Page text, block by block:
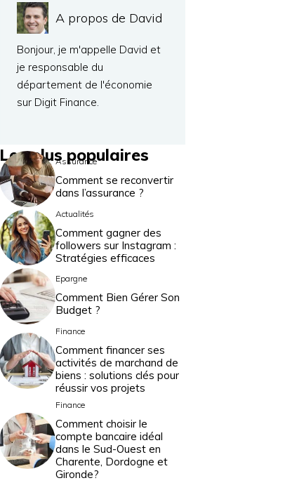
A propos de David
Bonjour, je m'appelle David et
je responsable du
département de l'économie
sur Digit Finance.
Les plus populaires
Assurance
Comment se reconvertir
dans l’assurance ?
Actualités
Comment gagner des
followers sur Instagram :
Stratégies efficaces
Epargne
Comment Bien Gérer Son
Budget ?
Finance
Comment financer ses
activités de marchand de
biens : solutions clés pour
réussir vos projets
Finance
Comment choisir le
compte bancaire idéal
dans le Sud-Ouest en
Charente, Dordogne et
Gironde?